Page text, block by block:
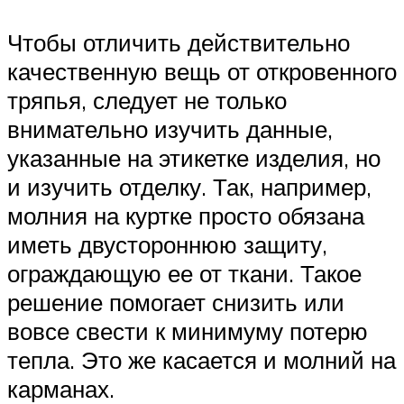
Чтобы отличить действительно
качественную вещь от откровенного
тряпья, следует не только
внимательно изучить данные,
указанные на этикетке изделия, но
и изучить отделку. Так, например,
молния на куртке просто обязана
иметь двустороннюю защиту,
ограждающую ее от ткани. Такое
решение помогает снизить или
вовсе свести к минимуму потерю
тепла. Это же касается и молний на
карманах.